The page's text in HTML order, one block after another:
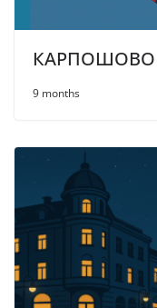
КАРПОШОВО
9 months